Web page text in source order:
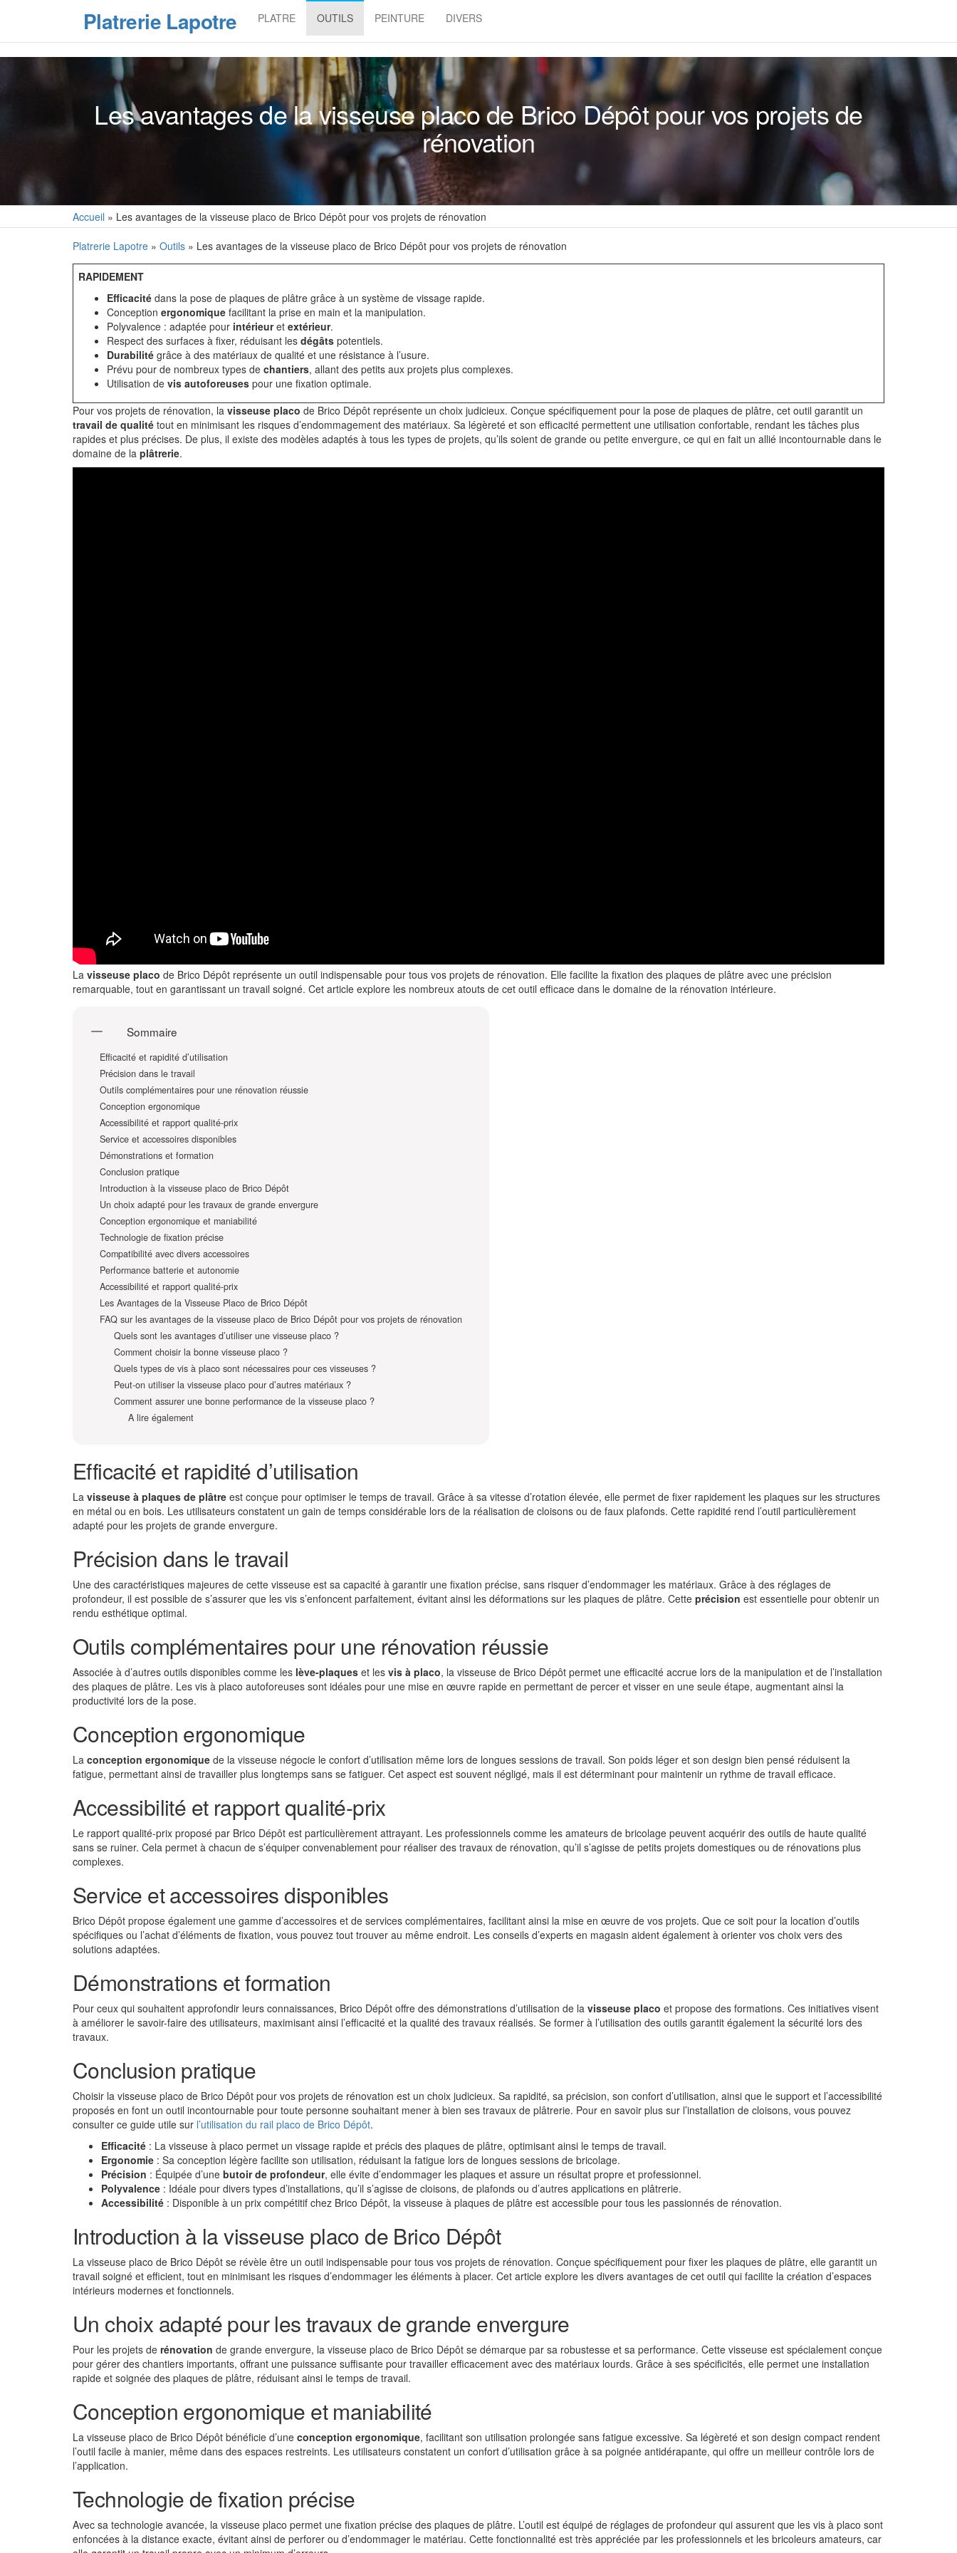
Platrerie Lapotre PLATRE OUTILS PEINTURE DIVERS
Les avantages de la visseuse placo de Brico Dépôt pour vos projets de
rénovation
Accueil » Les avantages de la visseuse placo de Brico Dépôt pour vos projets de rénovation
Platrerie Lapotre » Outils » Les avantages de la visseuse placo de Brico Dépôt pour vos projets de rénovation
RAPIDEMENT
Efficacité dans la pose de plaques de plâtre grâce à un système de vissage rapide.
Conception ergonomique facilitant la prise en main et la manipulation.
Polyvalence : adaptée pour intérieuret extérieur.
Respect des surfaces à fixer, réduisant les dégâts potentiels.
Durabilité grâce à des matériaux de qualité et une résistance à l’usure.
Prévu pour de nombreux types de chantiers, allant des petits aux projets plus complexes.
Utilisation de vis autoforeuses pour une fixation optimale.
Pour vos projets de rénovation, la visseuse placo de Brico Dépôt représente un choix judicieux. Conçue spécifiquement pour la pose de plaques de plâtre, cet outil garantit un
travail de qualité tout en minimisant les risques d’endommagement des matériaux. Sa légèreté et son efficacité permettent une utilisation confortable, rendant les tâches plus
rapides et plus précises. De plus, il existe des modèles adaptés à tous les types de projets, qu’ils soient de grande ou petite envergure, ce qui en fait un allié incontournable dans le
domaine de la plâtrerie.
La visseuse placo de Brico Dépôt représente un outil indispensable pour tous vos projets de rénovation. Elle facilite la fixation des plaques de plâtre avec une précision
remarquable, tout en garantissant un travail soigné. Cet article explore les nombreux atouts de cet outil efficace dans le domaine de la rénovation intérieure.
Sommaire
Efficacité et rapidité d’utilisation
Précision dans le travail
Outils complémentaires pour une rénovation réussie
Conception ergonomique
Accessibilité et rapport qualité-prix
Service et accessoires disponibles
Démonstrations et formation
Conclusion pratique
Introduction à la visseuse placo de Brico Dépôt
Un choix adapté pour les travaux de grande envergure
Conception ergonomique et maniabilité
Technologie de fixation précise
Compatibilité avec divers accessoires
Performance batterie et autonomie
Accessibilité et rapport qualité-prix
Les Avantages de la Visseuse Placo de Brico Dépôt
FAQ sur les avantages de la visseuse placo de Brico Dépôt pour vos projets de rénovation
Quels sont les avantages d’utiliser une visseuse placo ?
Comment choisir la bonne visseuse placo ?
Quels types de vis à placo sont nécessaires pour ces visseuses ?
Peut-on utiliser la visseuse placo pour d’autres matériaux ?
Comment assurer une bonne performance de la visseuse placo ?
A lire également
Efficacité et rapidité d’utilisation
La visseuse à plaques de plâtre est conçue pour optimiser le temps de travail. Grâce à sa vitesse d’rotation élevée, elle permet de fixer rapidement les plaques sur les structures
en métal ou en bois. Les utilisateurs constatent un gain de temps considérable lors de la réalisation de cloisons ou de faux plafonds. Cette rapidité rend l’outil particulièrement
adapté pour les projets de grande envergure.
Précision dans le travail
Une des caractéristiques majeures de cette visseuse est sa capacité à garantir une fixation précise, sans risquer d’endommager les matériaux. Grâce à des réglages de
profondeur, il est possible de s’assurer que les vis s’enfoncent parfaitement, évitant ainsi les déformations sur les plaques de plâtre. Cette précision est essentielle pour obtenir un
rendu esthétique optimal.
Outils complémentaires pour une rénovation réussie
Associée à d’autres outils disponibles comme les lève-plaques et les vis à placo, la visseuse de Brico Dépôt permet une efficacité accrue lors de la manipulation et de l’installation
des plaques de plâtre. Les vis à placo autoforeuses sont idéales pour une mise en œuvre rapide en permettant de percer et visser en une seule étape, augmentant ainsi la
productivité lors de la pose.
Conception ergonomique
La conception ergonomique de la visseuse négocie le confort d’utilisation même lors de longues sessions de travail. Son poids léger et son design bien pensé réduisent la
fatigue, permettant ainsi de travailler plus longtemps sans se fatiguer. Cet aspect est souvent négligé, mais il est déterminant pour maintenir un rythme de travail efficace.
Accessibilité et rapport qualité-prix
Le rapport qualité-prix proposé par Brico Dépôt est particulièrement attrayant. Les professionnels comme les amateurs de bricolage peuvent acquérir des outils de haute qualité
sans se ruiner. Cela permet à chacun de s’équiper convenablement pour réaliser des travaux de rénovation, qu’il s’agisse de petits projets domestiques ou de rénovations plus
complexes.
Service et accessoires disponibles
Brico Dépôt propose également une gamme d’accessoires et de services complémentaires, facilitant ainsi la mise en œuvre de vos projets. Que ce soit pour la location d’outils
spécifiques ou l’achat d’éléments de fixation, vous pouvez tout trouver au même endroit. Les conseils d’experts en magasin aident également à orienter vos choix vers des
solutions adaptées.
Démonstrations et formation
Pour ceux qui souhaitent approfondir leurs connaissances, Brico Dépôt offre des démonstrations d’utilisation de la visseuse placo et propose des formations. Ces initiatives visent
à améliorer le savoir-faire des utilisateurs, maximisant ainsi l’efficacité et la qualité des travaux réalisés. Se former à l’utilisation des outils garantit également la sécurité lors des
travaux.
Conclusion pratique
Choisir la visseuse placo de Brico Dépôt pour vos projets de rénovation est un choix judicieux. Sa rapidité, sa précision, son confort d’utilisation, ainsi que le support et l’accessibilité
proposés en font un outil incontournable pour toute personne souhaitant mener à bien ses travaux de plâtrerie. Pour en savoir plus sur l’installation de cloisons, vous pouvez
consulter ce guide utile sur l’utilisation du rail placo de Brico Dépôt.
Efficacité : La visseuse à placo permet un vissage rapide et précis des plaques de plâtre, optimisant ainsi le temps de travail.
Ergonomie : Sa conception légère facilite son utilisation, réduisant la fatigue lors de longues sessions de bricolage.
Précision : Équipée d’une butoir de profondeur, elle évite d’endommager les plaques et assure un résultat propre et professionnel.
Polyvalence : Idéale pour divers types d’installations, qu’il s’agisse de cloisons, de plafonds ou d’autres applications en plâtrerie.
Accessibilité : Disponible à un prix compétitif chez Brico Dépôt, la visseuse à plaques de plâtre est accessible pour tous les passionnés de rénovation.
Introduction à la visseuse placo de Brico Dépôt
La visseuse placo de Brico Dépôt se révèle être un outil indispensable pour tous vos projets de rénovation. Conçue spécifiquement pour fixer les plaques de plâtre, elle garantit un
travail soigné et efficient, tout en minimisant les risques d’endommager les éléments à placer. Cet article explore les divers avantages de cet outil qui facilite la création d’espaces
intérieurs modernes et fonctionnels.
Un choix adapté pour les travaux de grande envergure
Pour les projets de rénovation de grande envergure, la visseuse placo de Brico Dépôt se démarque par sa robustesse et sa performance. Cette visseuse est spécialement conçue
pour gérer des chantiers importants, offrant une puissance suffisante pour travailler efficacement avec des matériaux lourds. Grâce à ses spécificités, elle permet une installation
rapide et soignée des plaques de plâtre, réduisant ainsi le temps de travail.
Conception ergonomique et maniabilité
La visseuse placo de Brico Dépôt bénéficie d’une conception ergonomique, facilitant son utilisation prolongée sans fatigue excessive. Sa légèreté et son design compact rendent
l’outil facile à manier, même dans des espaces restreints. Les utilisateurs constatent un confort d’utilisation grâce à sa poignée antidérapante, qui offre un meilleur contrôle lors de
l’application.
Technologie de fixation précise
Avec sa technologie avancée, la visseuse placo permet une fixation précise des plaques de plâtre. L’outil est équipé de réglages de profondeur qui assurent que les vis à placo sont
enfoncées à la distance exacte, évitant ainsi de perforer ou d’endommager le matériau. Cette fonctionnalité est très appréciée par les professionnels et les bricoleurs amateurs, car